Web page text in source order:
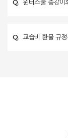
Q. 윈터스쿨 종강이
Q. 교습비 환불 규